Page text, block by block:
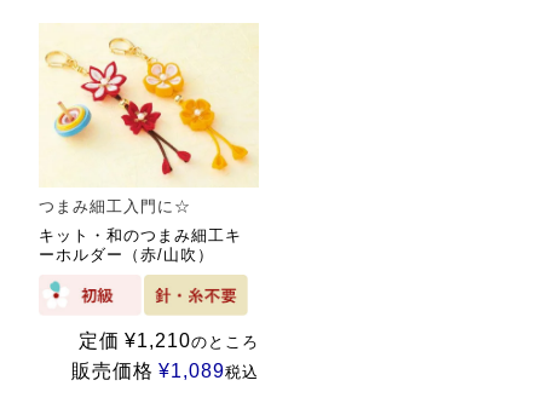
つまみ細工入門に☆
キット・和のつまみ細工キ
ーホルダー（赤/山吹）
定価 ¥1,210のところ
販売価格 ¥1,089税込